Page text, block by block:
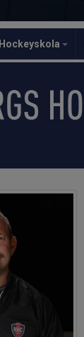
Hockeyskola